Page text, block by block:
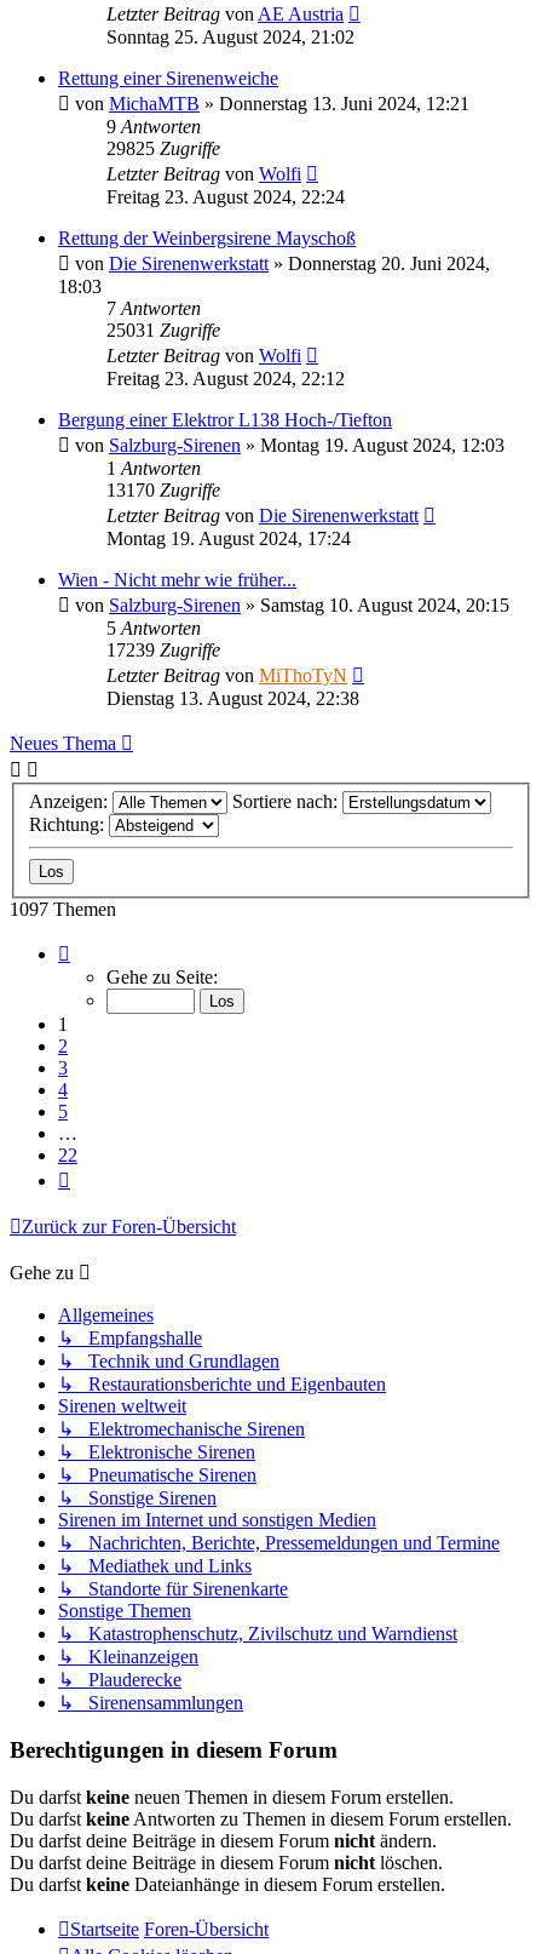
Letzter Beitrag von AE Austria
Sonntag 25. August 2024, 21:02
Rettung einer Sirenenweiche
von MichaMTB » Donnerstag 13. Juni 2024, 12:21
9 Antworten
29825 Zugriffe
Letzter Beitrag von Wolfi
Freitag 23. August 2024, 22:24
Rettung der Weinbergsirene Mayschoß
von Die Sirenenwerkstatt » Donnerstag 20. Juni 2024,
18:03
7 Antworten
25031 Zugriffe
Letzter Beitrag von Wolfi
Freitag 23. August 2024, 22:12
Bergung einer Elektror L138 Hoch-/Tiefton
von Salzburg-Sirenen » Montag 19. August 2024, 12:03
1 Antworten
13170 Zugriffe
Letzter Beitrag von Die Sirenenwerkstatt
Montag 19. August 2024, 17:24
Wien - Nicht mehr wie früher...
von Salzburg-Sirenen » Samstag 10. August 2024, 20:15
5 Antworten
17239 Zugriffe
Letzter Beitrag von MiThoTyN
Dienstag 13. August 2024, 22:38
Neues Thema
Anzeigen:
Sortiere nach:
Richtung:
1097 Themen
von
Gehe zu Seite:
1
2
3
4
5
…
22
Zurück zur Foren-Übersicht
Gehe zu
Allgemeines
↳ Empfangshalle
↳ Technik und Grundlagen
↳ Restaurationsberichte und Eigenbauten
Sirenen weltweit
↳ Elektromechanische Sirenen
↳ Elektronische Sirenen
↳ Pneumatische Sirenen
↳ Sonstige Sirenen
Sirenen im Internet und sonstigen Medien
↳ Nachrichten, Berichte, Pressemeldungen und Termine
↳ Mediathek und Links
↳ Standorte für Sirenenkarte
Sonstige Themen
↳ Katastrophenschutz, Zivilschutz und Warndienst
↳ Kleinanzeigen
↳ Plauderecke
↳ Sirenensammlungen
Berechtigungen in diesem Forum
Du darfst keine neuen Themen in diesem Forum erstellen.
Du darfst keine Antworten zu Themen in diesem Forum erstellen.
Du darfst deine Beiträge in diesem Forum nicht ändern.
Du darfst deine Beiträge in diesem Forum nicht löschen.
Du darfst keine Dateianhänge in diesem Forum erstellen.
Startseite Foren-Übersicht